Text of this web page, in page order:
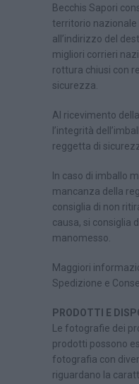
Becchis Sapori
territorio nazionale
all’indirizzo del
migliori corrieri
rottura chiusi con
sicurezza.
Al ricevimento
l’integrità
reggetta di
In caso di imballo
mancanza della
consiglia di non
causa, si consiglia
manomesso.
Maggiori
Spedizione e
PRODOTTI E
Le fotografie dei
prodotti possono
fotografia con
riguardano la